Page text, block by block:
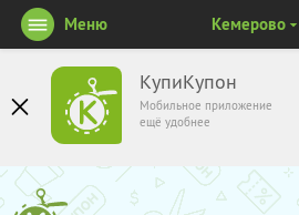
КупиКупон
Мобильное приложение
ещё удобнее
Меню Кемерово